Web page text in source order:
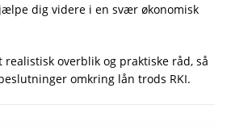
dig videre i en svær økonomisk
overblik og praktiske råd, så
omkring lån trods RKI.